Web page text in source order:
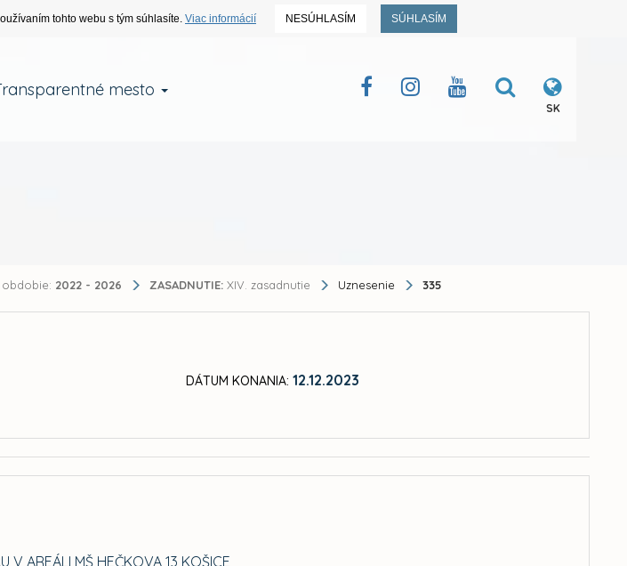
tohto webu s tým súhlasíte. Viac informácií NESÚHLASÍM SÚHLASÍM
mesto
SK
2022 - 2026 ZASADNUTIE: XIV. zasadnutie Uznesenie 335
DÁTUM KONANIA: 12.12.2023
V AREÁLI MŠ HEČKOVA 13 KOŠICE